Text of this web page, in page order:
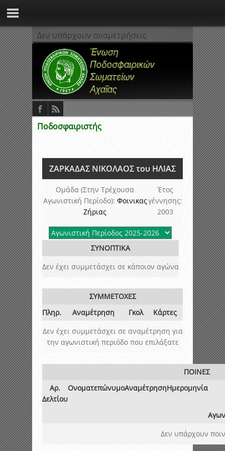
Δεν υπάρχουν αναμετρήσεις
Ποδοσφαιριστής
ΖΑΡΚΑΔΑΣ ΝΙΚΟΛΑΟΣ του ΗΛΙΑΣ
Ομάδα (Στην Τρέχουσα
Αγωνιστική Περίοδο): Φοινικας
Ζήριας
Έτος
γέννησης:
2003
ΣΥΝΟΠΤΙΚΑ
Δεν έχει συμμετάσχει σε κάποιον αγώνα
ΣΥΜΜΕΤΟΧΕΣ
Πληρ.
Αναμέτρηση Γκολ
Κάρτες
Δεν έχει συμμετάσχει σε αναμέτρηση για
την αγωνιστική περιόδο που επιλάξατε
ΠΟΙΝΕΣ
Αρ.
Δελτίου
ΟνοματεπώνυμοΑναμέτρησηΗμερομηνία
Δεν υπάρχουν